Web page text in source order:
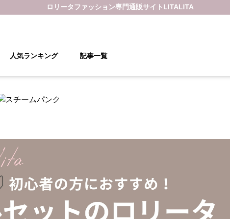
ロリータファッション専門通販サイト LITALITA
人気ランキング 記事一覧